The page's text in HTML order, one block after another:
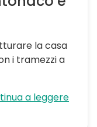
la casa
i tramezzi a
a leggere